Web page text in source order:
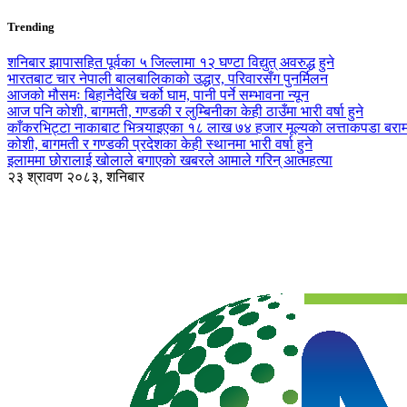
Trending
शनिबार झापासहित पूर्वका ५ जिल्लामा १२ घण्टा विद्युत् अवरुद्ध हुने
भारतबाट चार नेपाली बालबालिकाको उद्धार, परिवारसँग पुनर्मिलन
आजको मौसमः बिहानैदेखि चर्को घाम, पानी पर्ने सम्भावना न्यून
आज पनि कोशी, बागमती, गण्डकी र लुम्बिनीका केही ठाउँमा भारी वर्षा हुने
काँकरभिट्टा नाकाबाट भित्र्याइएका १८ लाख ७४ हजार मूल्यकाे लत्ताकपडा
कोशी, बागमती र गण्डकी प्रदेशका केही स्थानमा भारी वर्षा हुने
इलाममा छोरालाई खोलाले बगाएकाे खबरले आमाले गरिन् आत्महत्या
२३ श्रावण २०८३, शनिबार